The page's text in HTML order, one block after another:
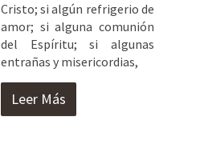
Cristo; si algún refrigerio de
amor; si alguna comunión
del Espíritu; si algunas
entrañas y misericordias,
Leer Más